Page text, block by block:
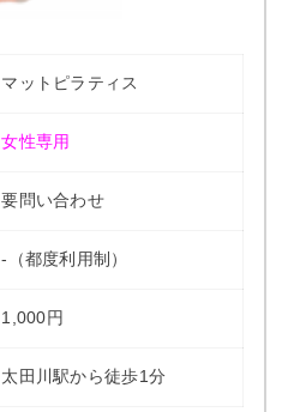
マットピラティス
女性専用
要問い合わせ
-（都度利用制）
1,000円
太田川駅から徒歩1分